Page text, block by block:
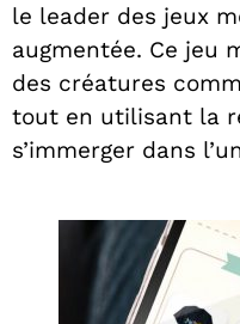
le leader des jeux
augmentée. Ce jeu
des créatures
tout en utilisant la
s’immerger dans